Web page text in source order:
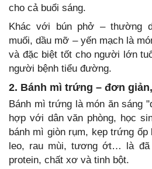
cho cả buổi sáng.
Khác với bún phở – thường
muối, dầu mỡ – yến mạch là
và đặc biệt tốt cho người lớn
người bệnh tiểu đường.
2. Bánh mì trứng – đơn
Bánh mì trứng là món ăn sáng
hợp với dân văn phòng, học
bánh mì giòn rụm, kẹp trứng
leo, rau mùi, tương ớt… là đã
protein, chất xơ và tinh bột.